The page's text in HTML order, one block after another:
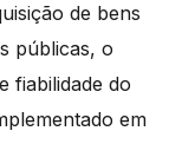
de bens
públicas, o
fiabilidade do
em